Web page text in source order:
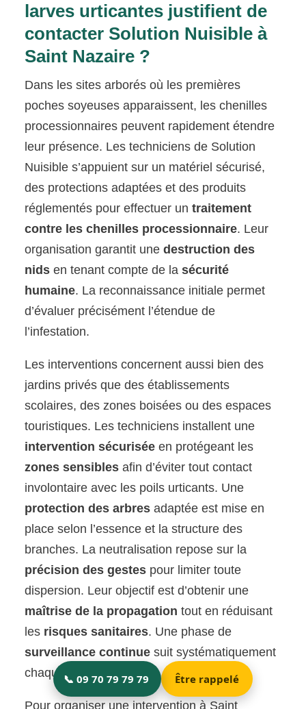
larves urticantes justifient de
contacter Solution Nuisible à
Saint Nazaire ?
Dans les sites arborés où les premières
poches soyeuses apparaissent, les chenilles
processionnaires peuvent rapidement étendre
leur présence. Les techniciens de Solution
Nuisible s’appuient sur un matériel sécurisé,
des protections adaptées et des produits
réglementés pour effectuer untraitement
contre les chenilles processionnaire. Leur
organisation garantit unedestruction des
nids en tenant compte de lasécurité
humaine. La reconnaissance initiale permet
d’évaluer précisément l’étendue de
l’infestation.
Les interventions concernent aussi bien des
jardins privés que des établissements
scolaires, des zones boisées ou des espaces
touristiques. Les techniciens installent une
intervention sécurisée en protégeant les
zones sensibles afin d’éviter tout contact
involontaire avec les poils urticants. Une
protection des arbres adaptée est mise en
place selon l’essence et la structure des
branches. La neutralisation repose sur la
précision des gestes pour limiter toute
dispersion. Leur objectif est d’obtenir une
maîtrise de la propagation tout en réduisant
les risques sanitaires. Une phase de
surveillance continue suit systématiquement
chaque intervention.
Pour organiser une intervention à Saint